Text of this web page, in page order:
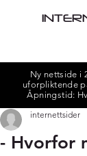
Ny nettside i
uforpliktende
Åpningstid:
- Hvorfor
internettsider